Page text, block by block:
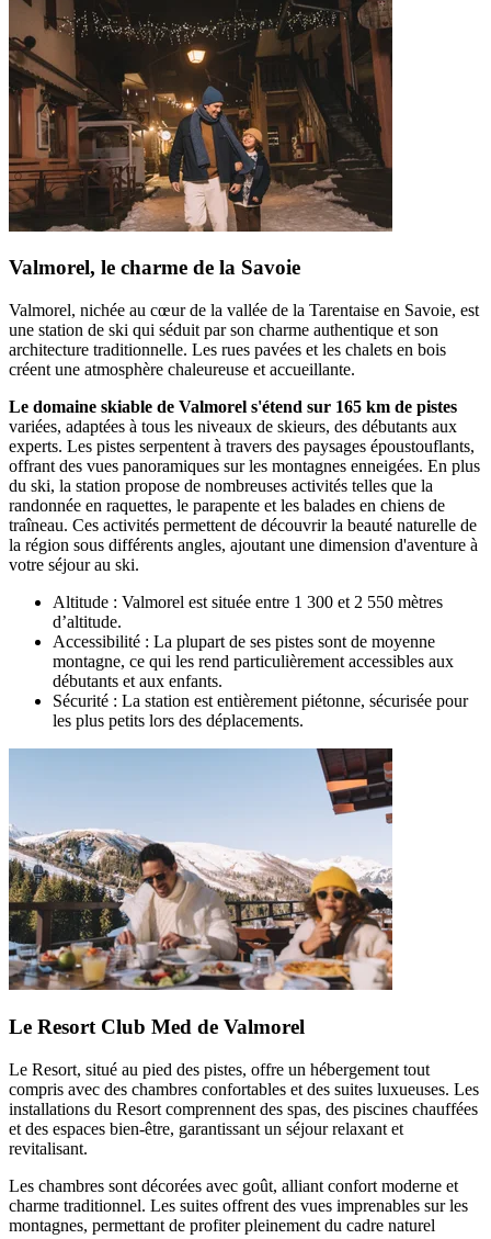
Valmorel, le charme de la Savoie
Valmorel, nichée au cœur de la vallée de la Tarentaise en Savoie, est
une station de ski qui séduit par son charme authentique et son
architecture traditionnelle. Les rues pavées et les chalets en bois
créent une atmosphère chaleureuse et accueillante.
Le domaine skiable de Valmorel s'étend sur 165 km de pistes
variées, adaptées à tous les niveaux de skieurs, des débutants aux
experts. Les pistes serpentent à travers des paysages époustouflants,
offrant des vues panoramiques sur les montagnes enneigées. En plus
du ski, la station propose de nombreuses activités telles que la
randonnée en raquettes, le parapente et les balades en chiens de
traîneau. Ces activités permettent de découvrir la beauté naturelle de
la région sous différents angles, ajoutant une dimension d'aventure à
votre séjour au ski.
Altitude : Valmorel est située entre 1 300 et 2 550 mètres
d’altitude.
Accessibilité : La plupart de ses pistes sont de moyenne
montagne, ce qui les rend particulièrement accessibles aux
débutants et aux enfants.
Sécurité : La station est entièrement piétonne, sécurisée pour
les plus petits lors des déplacements.
Le Resort Club Med de Valmorel
Le Resort, situé au pied des pistes, offre un hébergement tout
compris avec des chambres confortables et des suites luxueuses. Les
installations du Resort comprennent des spas, des piscines chauffées
et des espaces bien-être, garantissant un séjour relaxant et
revitalisant.
Les chambres sont décorées avec goût, alliant confort moderne et
charme traditionnel. Les suites offrent des vues imprenables sur les
montagnes, permettant de profiter pleinement du cadre naturel